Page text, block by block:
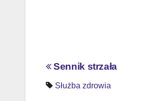
Nawigacja
wpisu
Sennik strzała
Służba zdrowia